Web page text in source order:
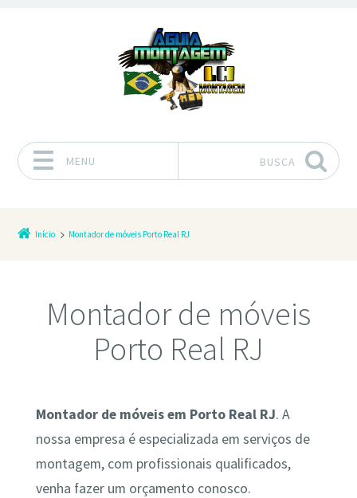
MENU BUSCA
Início Montador de móveis Porto Real RJ
Montador de móveis
Porto Real RJ
Montador de móveis em Porto Real RJ. A
nossa empresa é especializada em serviços de
montagem, com profissionais qualificados,
venha fazer um orçamento conosco.